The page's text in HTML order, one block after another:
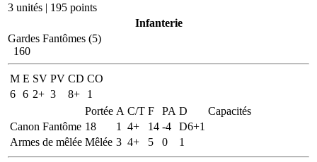
3 unités | 195 points
Infanterie
Gardes Fantômes (5)
160
M E SV PV CD CO
6 6 2+ 3 8+
1
Portée A C/T F PA D
Capacités
Canon Fantôme 18 1 4+ 14 -4
D6+1
Armes de mêlée Mêlée 3 4+ 5 0 1